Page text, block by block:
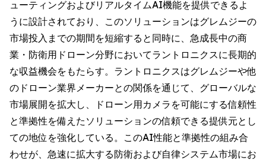
ューティングおよびリアルタイムAI機能を提供できるよ
うに設計されており、このソリューションはグレムジーの
市場投入までの期間を短縮すると同時に、急成長中の商
業・防衛用ドローン分野においてラントロニクスに長期的
な収益機会をもたらす。ラントロニクスはグレムジーや他
のドローン業界メーカーとの関係を通じて、グローバルな
市場展開を拡大し、ドローン用カメラを可能にする信頼性
と準拠性を備えたソリューションの信頼できる提供元とし
ての地位を強化している。このAI性能と準拠性の組み合
わせが、急速に拡大する防衛および自律システム市場にお